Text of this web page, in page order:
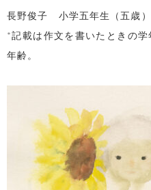
長野俊子 小学五年生（五歳
*記載は作文を書いたときの
年齢。